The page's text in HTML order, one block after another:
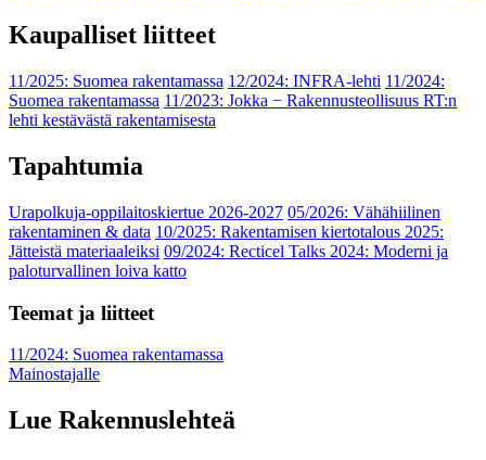
Kaupalliset liitteet
11/2025: Suomea rakentamassa 12/2024: INFRA-lehti 11/2024:
Suomea rakentamassa 11/2023: Jokka − Rakennusteollisuus RT:n
lehti kestävästä rakentamisesta
Tapahtumia
Urapolkuja-oppilaitoskiertue 2026-2027 05/2026: Vähähiilinen
rakentaminen & data 10/2025: Rakentamisen kiertotalous 2025:
Jätteistä materiaaleiksi 09/2024: Recticel Talks 2024: Moderni ja
paloturvallinen loiva katto
Teemat ja liitteet
11/2024: Suomea rakentamassa
Mainostajalle
Lue Rakennuslehteä